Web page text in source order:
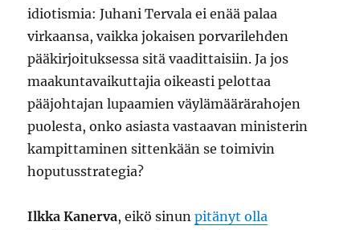
idiotismia: Juhani Tervala ei enää palaa
virkaansa, vaikka jokaisen porvarilehden
pääkirjoituksessa sitä vaadittaisiin. Ja jos
maakuntavaikuttajia oikeasti pelottaa
pääjohtajan lupaamien väylämäärärahojen
puolesta, onko asiasta vastaavan ministerin
kampittaminen sittenkään se toimivin
hoputusstrategia?
Ilkka Kanerva, eikö sinunpitänyt olla